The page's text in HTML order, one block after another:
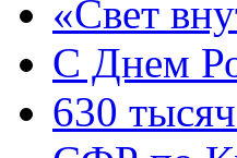
«Свет
C Днем
630